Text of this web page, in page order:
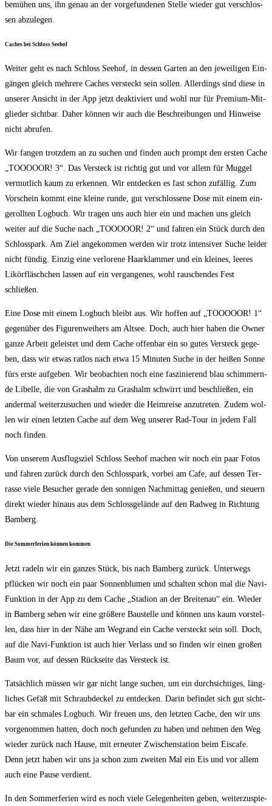
bemü­hen uns, ihn genau an der vor­ge­fun­de­nen Stel­le wie­der gut ver­schlos­
sen abzulegen.
Caches bei Schloss Seehof
Wei­ter geht es nach Schloss See­hof, in des­sen Gar­ten an den jewei­li­gen Ein­
gän­gen gleich meh­re­re Caches ver­steckt sein sol­len. Aller­dings sind die­se in
unse­rer Ansicht in der App jetzt deak­ti­viert und wohl nur für Pre­mi­um-Mit­
glie­der sicht­bar. Daher kön­nen wir auch die Beschrei­bun­gen und Hin­wei­se
nicht abrufen.
Wir fan­gen trotz­dem an zu suchen und fin­den auch prompt den ers­ten Cache
„TOOOOOR! 3“. Das Ver­steck ist rich­tig gut und vor allem für Mug­gel
ver­mut­lich kaum zu erken­nen. Wir ent­de­cken es fast schon zufäl­lig. Zum
Vor­schein kommt eine klei­ne run­de, gut ver­schlos­se­ne Dose mit einem ein­
ge­roll­ten Log­buch. Wir tra­gen uns auch hier ein und machen uns gleich
wei­ter auf die Suche nach „TOOOOOR! 2“ und fah­ren ein Stück durch den
Schloss­park. Am Ziel ange­kom­men wer­den wir trotz inten­si­ver Suche lei­der
nicht fün­dig. Ein­zig eine ver­lo­re­ne Haar­klam­mer und ein klei­nes, lee­res
Likörf­läsch­chen las­sen auf ein ver­gan­ge­nes, wohl rau­schen­des Fest
schließen.
Eine Dose mit einem Log­buch bleibt aus. Wir hof­fen auf „TOOOOOR! 1“
gegen­über des Figu­ren­wei­hers am Alt­see. Doch, auch hier haben die Owner
gan­ze Arbeit geleis­tet und dem Cache offen­bar ein so gutes Ver­steck gege­
ben, dass wir etwas rat­los nach etwa 15 Minu­ten Suche in der hei­ßen Son­ne
fürs ers­te auf­ge­ben. Wir beob­ach­ten noch eine fas­zi­nie­rend blau schim­mern­
de Libel­le, die von Gras­halm zu Gras­halm schwirrt und beschlie­ßen, ein
ander­mal wei­ter­zu­su­chen und wie­der die Heim­rei­se anzu­tre­ten. Zudem wol­
len wir einen letz­ten Cache auf dem Weg unse­rer Rad-Tour in jedem Fall
noch finden.
Von unse­rem Aus­flugs­ziel Schloss See­hof machen wir noch ein paar Fotos
und fah­ren zurück durch den Schloss­park, vor­bei am Cafe, auf des­sen Ter­
ras­se vie­le Besu­cher gera­de den son­ni­gen Nach­mit­tag genie­ßen, und steu­ern
direkt wie­der hin­aus aus dem Schloss­ge­län­de auf den Rad­weg in Rich­tung
Bamberg.
Die Som­mer­fe­ri­en kön­nen kommen
Jetzt radeln wir ein gan­zes Stück, bis nach Bam­berg zurück. Unter­wegs
pflü­cken wir noch ein paar Son­nen­blu­men und schal­ten schon mal die Navi-
Funk­ti­on in der App zu dem Cache „Sta­di­on an der Brei­ten­au“ ein. Wie­der
in Bam­berg sehen wir eine grö­ße­re Bau­stel­le und kön­nen uns kaum vor­stel­
len, dass hier in der Nähe am Weg­rand ein Cache ver­steckt sein soll. Doch,
auf die Navi-Funk­ti­on ist auch hier Ver­lass und so fin­den wir einen gro­ßen
Baum vor, auf des­sen Rück­sei­te das Ver­steck ist.
Tat­säch­lich müs­sen wir gar nicht lan­ge suchen, um ein durch­sich­ti­ges, läng­
li­ches Gefäß mit Schraub­de­ckel zu ent­de­cken. Dar­in befin­det sich gut sicht­
bar ein schma­les Log­buch. Wir freu­en uns, den letz­ten Cache, den wir uns
vor­ge­nom­men hat­ten, doch noch gefun­den zu haben und neh­men den Weg
wie­der zurück nach Hau­se, mit erneu­ter Zwi­schen­sta­ti­on beim Eis­ca­fe.
Denn jetzt haben wir uns ja schon zum zwei­ten Mal ein Eis und vor allem
auch eine Pau­se verdient.
In den Som­mer­fe­ri­en wird es noch vie­le Gele­gen­hei­ten geben, wei­ter­zu­spie­